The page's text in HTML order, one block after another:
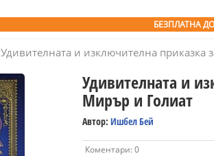
БЕЗПЛАТНА
Удивителната и изключителна приказка
Удивителната и
Мирър и Голиат
Автор: Ишбел Бей
Коментари: 0